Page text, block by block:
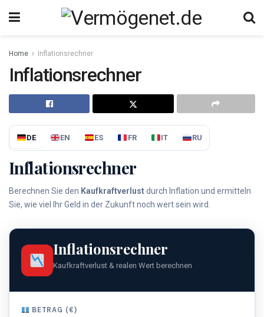
Home Inflationsrechner
Inflationsrechner
DE EN ES FR IT RU
Inflationsrechner
Berechnen Sie den Kaufkraftverlustdurch Inflation und ermitteln
Sie, wie viel Ihr Geld in der Zukunft noch wert sein wird.
Inflationsrechner
Kaufkraftverlust & realen Wert berechnen
BETRAG (€)